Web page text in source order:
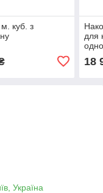
куб. з
для
18
Україна